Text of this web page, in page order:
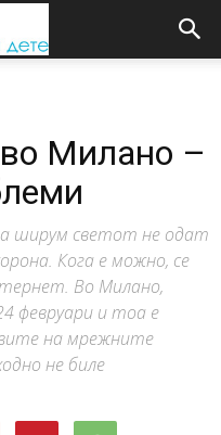
во Милано –
ширум светот не одат
Кога е можно, се
Во Милано,
февруари и тоа е
на мрежните
не биле